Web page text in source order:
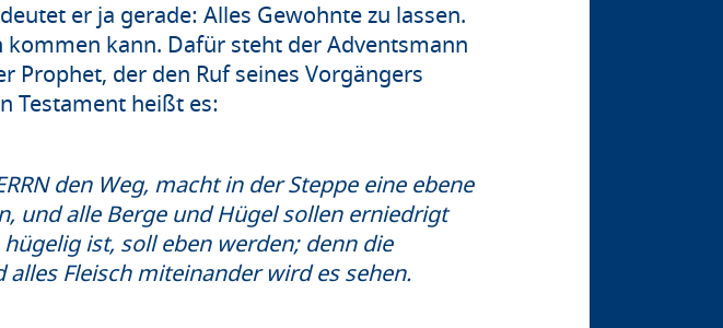
er ja gerade: Alles Gewohnte zu lassen.
kann. Dafür steht der Adventsmann
Prophet, der den Ruf seines Vorgängers
Testament heißt es:
den Weg, macht in der Steppe eine ebene
und alle Berge und Hügel sollen erniedrigt
ist, soll eben werden; denn die
Fleisch miteinander wird es sehen.